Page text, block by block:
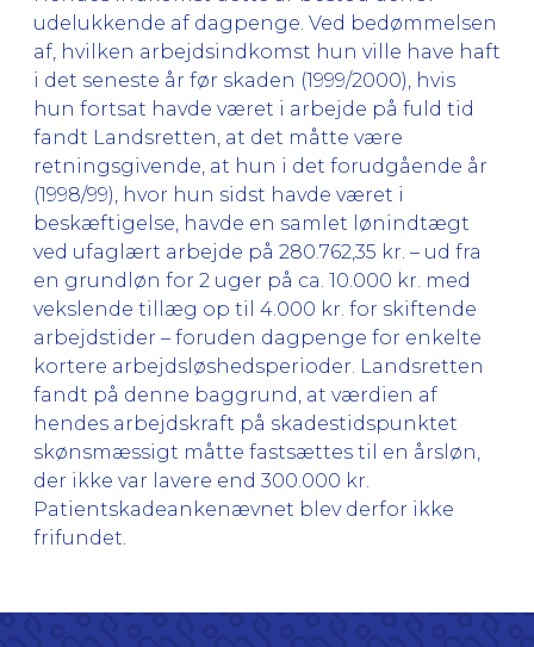
udelukkende af dagpenge. Ved bedømmelsen
af, hvilken arbejdsindkomst hun ville have haft
i det seneste år før skaden (1999/2000), hvis
hun fortsat havde været i arbejde på fuld tid
fandt Landsretten, at det måtte være
retningsgivende, at hun i det forudgående år
(1998/99), hvor hun sidst havde været i
beskæftigelse, havde en samlet lønindtægt
ved ufaglært arbejde på 280.762,35 kr. – ud fra
en grundløn for 2 uger på ca. 10.000 kr. med
vekslende tillæg op til 4.000 kr. for skiftende
arbejdstider – foruden dagpenge for enkelte
kortere arbejdsløshedsperioder. Landsretten
fandt på denne baggrund, at værdien af
hendes arbejdskraft på skadestidspunktet
skønsmæssigt måtte fastsættes til en årsløn,
der ikke var lavere end 300.000 kr.
Patientskadeankenævnet blev derfor ikke
frifundet.